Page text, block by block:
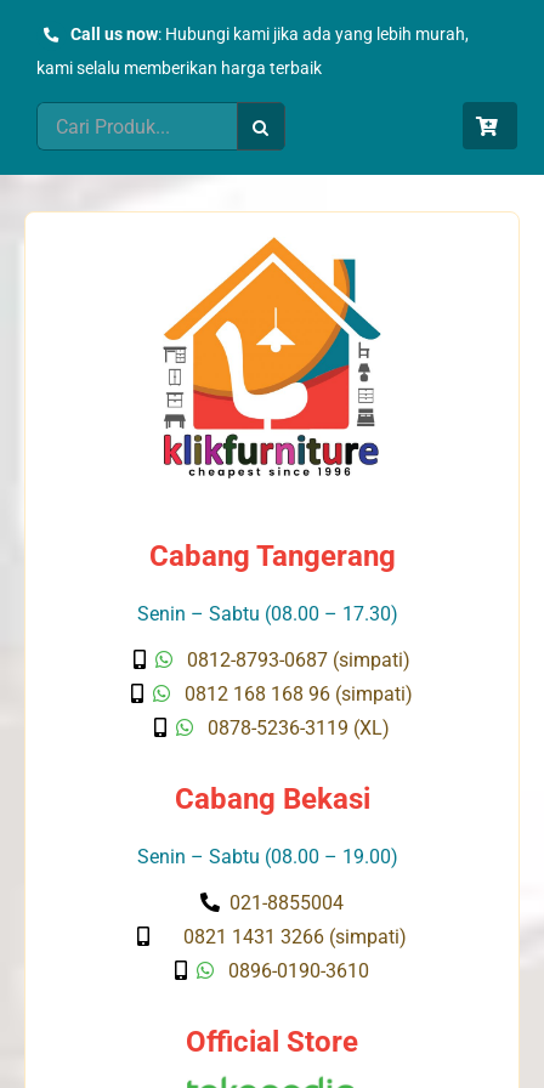
Call us now: Hubungi kami jika ada yang lebih murah,
kami selalu memberikan harga terbaik
Search
for:
Cabang Tangerang
Senin – Sabtu (08.00 – 17.30)
0812-8793-0687 (simpati)
0812 168 168 96 (simpati)
0878-5236-3119 (XL)
Cabang Bekasi
Senin – Sabtu (08.00 – 19.00)
021-8855004
0821 1431 3266 (simpati)
0896-0190-3610
Official Store